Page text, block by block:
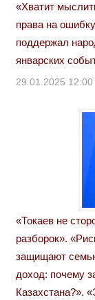
«Хватит
права на
поддержал
январских
29.01.2025 12:00
«Токаев не
разборок».
защищают
доход: почему
Казахстана?».